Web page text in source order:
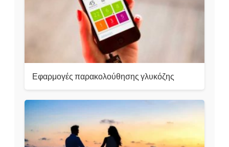
Εφαρμογές παρακολούθησης γλυκόζης